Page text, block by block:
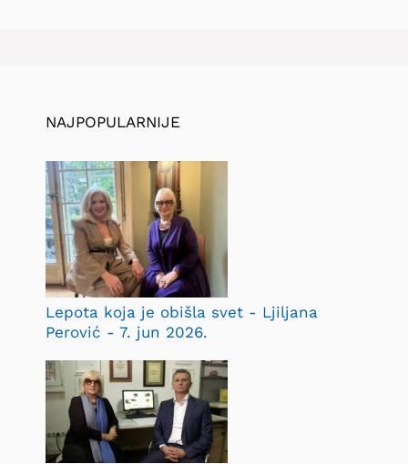
NAJPOPULARNIJE
Lepota koja je obišla svet - Ljiljana
Perović - 7. jun 2026.